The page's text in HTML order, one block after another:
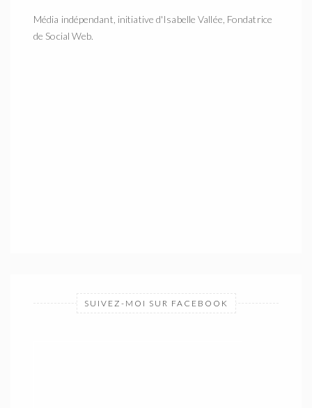
Média indépendant, initiative d'Isabelle Vallée, Fondatrice
de Social Web.
SUIVEZ-MOI SUR FACEBOOK